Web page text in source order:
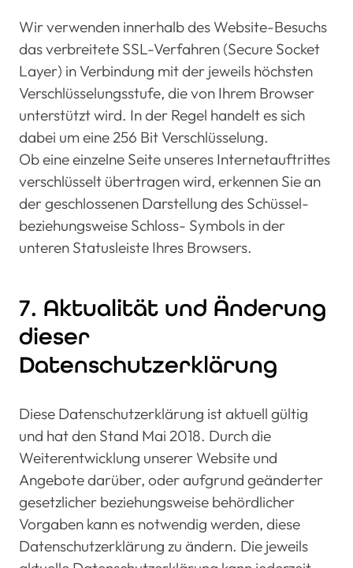
Wir verwenden innerhalb des Website-Besuchs
das verbreitete SSL-Verfahren (Secure Socket
Layer) in Verbindung mit der jeweils höchsten
Verschlüsselungsstufe, die von Ihrem Browser
unterstützt wird. In der Regel handelt es sich
dabei um eine 256 Bit Verschlüsselung.
Ob eine einzelne Seite unseres Internetauftrittes
verschlüsselt übertragen wird, erkennen Sie an
der geschlossenen Darstellung des Schüssel-
beziehungsweise Schloss- Symbols in der
unteren Statusleiste Ihres Browsers.
7. Aktualität und Änderung
dieser
Datenschutzerklärung
Diese Datenschutzerklärung ist aktuell gültig
und hat den Stand Mai 2018. Durch die
Weiterentwicklung unserer Website und
Angebote darüber, oder aufgrund geänderter
gesetzlicher beziehungsweise behördlicher
Vorgaben kann es notwendig werden, diese
Datenschutzerklärung zu ändern. Die jeweils